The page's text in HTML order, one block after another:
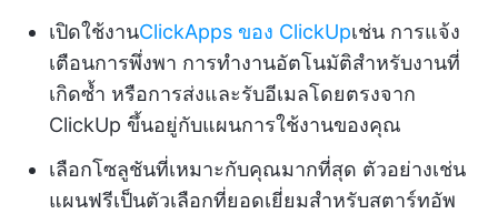
เปิดใช้งานClickApps ของ ClickUpเช่น การแจ้ง
เตือนการพึ่งพา การทำงานอัตโนมัติสำหรับงานที่
เกิดซ้ำ หรือการส่งและรับอีเมลโดยตรงจาก
ClickUp ขึ้นอยู่กับแผนการใช้งานของคุณ
เลือกโซลูชันที่เหมาะกับคุณมากที่สุด ตัวอย่างเช่น
แผนฟรีเป็นตัวเลือกที่ยอดเยี่ยมสำหรับสตาร์ทอัพ